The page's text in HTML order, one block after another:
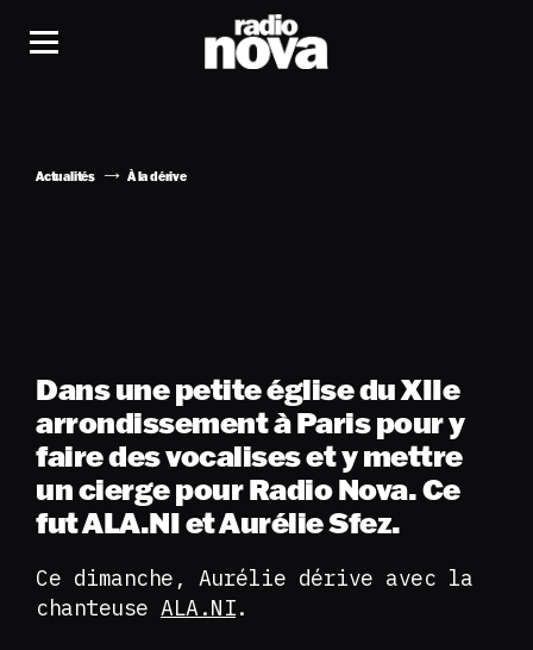
Actualités À la dérive
Dans une petite église du XIIe
arrondissement à Paris pour y
faire des vocalises et y mettre
un cierge pour Radio Nova. Ce
fut ALA.NI et Aurélie Sfez.
Ce dimanche, Aurélie dérive avec la
chanteuse ALA.NI.